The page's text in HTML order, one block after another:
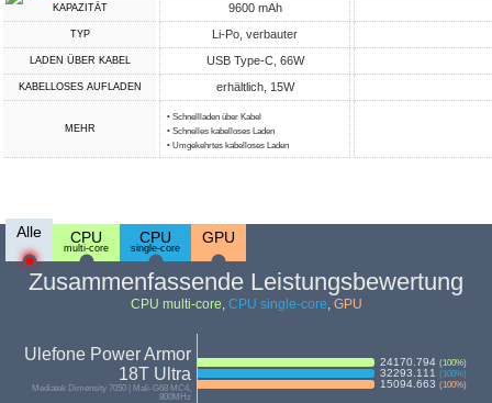
KAPAZITÄT 9600 mAh
TYP Li-Po, verbauter
LADEN ÜBER KABEL USB Type-C, 66W
KABELLOSES AUFLADEN erhältlich, 15W
MEHR
• Schnellladen über Kabel
• Schnelles kabelloses Laden
• Umgekehrtes kabelloses Laden
Alle CPU
multi-core
CPU
single-core
GPU
Zusammenfassende Leistungsbewertung
CPU multi-core, CPU single-core, GPU
Ulefone Power Armor
18T Ultra
Mediatek Dimensity 7050 | Mali-G68 MC4,
800MHz
24170.794 (100%)
32293.111 (100%)
15094.663 (100%)